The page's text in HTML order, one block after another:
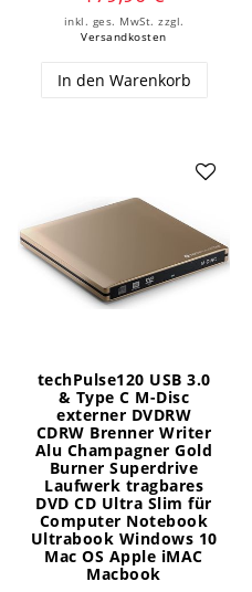
inkl. ges. MwSt. zzgl.
Versandkosten
In den Warenkorb
techPulse120 USB 3.0
& Type C M-Disc
externer DVDRW
CDRW Brenner Writer
Alu Champagner Gold
Burner Superdrive
Laufwerk tragbares
DVD CD Ultra Slim für
Computer Notebook
Ultrabook Windows 10
Mac OS Apple iMAC
Macbook